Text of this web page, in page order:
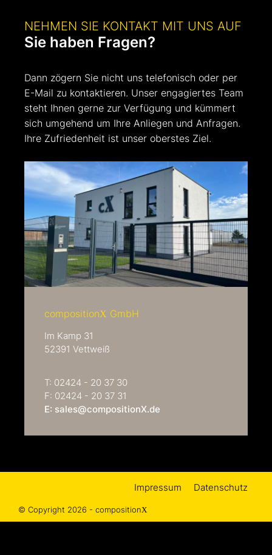
Sie haben Fragen?
NEHMEN SIE KONTAKT MIT UNS AUF
Dann zögern Sie nicht uns telefonisch oder per
E-Mail zu kontaktieren. Unser engagiertes Team
steht Ihnen gerne zur Verfügung und kümmert
sich umgehend um Ihre Anliegen und Anfragen.
Ihre Zufriedenheit ist unser oberstes Ziel.
compositionX GmbH
Im Kamp 31
52391 Vettweiß
T: 02424 - 20 37 30
F: 02424 - 20 37 31
E: sales@compositionX.de
Impressum Datenschutz
© Copyright 2026 - compositionX